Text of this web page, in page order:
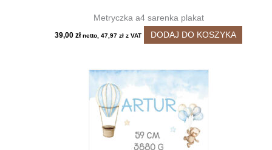
Metryczka a4 sarenka plakat
39,00zł netto,47,97zł z VAT DODAJ DO KOSZYKA